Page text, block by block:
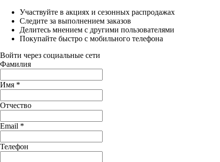
Участвуйте в акциях и сезонных распродажах
Следите за выполнением заказов
Делитесь мнением с другими пользователями
Покупайте быстро с мобильного телефона
Войти через социальные сети
Фамилия
Имя *
Отчество
Email *
Телефон